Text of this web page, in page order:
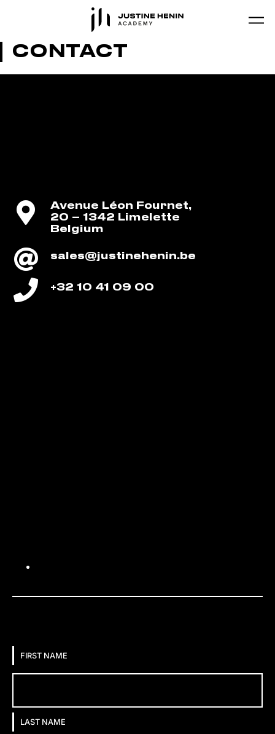
Skip to main content
CONTACT
Avenue Léon Fournet,
20 – 1342 Limelette
Belgium
sales@justinehenin.be
+32 10 41 09 00
FIRST NAME
LAST NAME